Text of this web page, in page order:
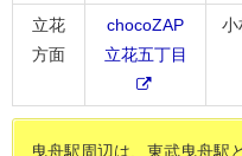
立花
方面
chocoZAP
立花五丁目
小
曳舟駅周辺は、東武曳舟駅